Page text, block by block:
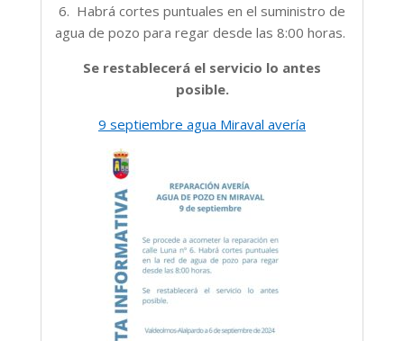
6. Habrá cortes puntuales en el suministro de
agua de pozo para regar desde las 8:00 horas.
Se restablecerá el servicio lo antes
posible.
9 septiembre agua Miraval avería